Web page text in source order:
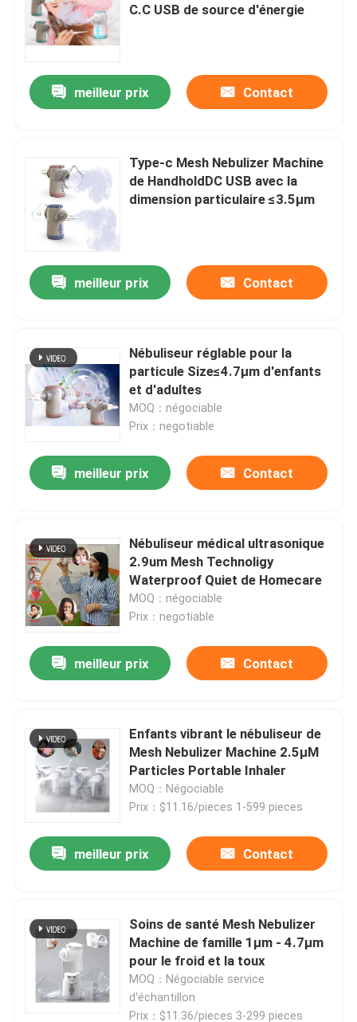
Maison
Au sujet de nous
Visite d'usine
C.C USB de source d'énergie
meilleur prix Contact
Type-c Mesh Nebulizer Machine
de HandholdDC USB avec la
dimension particulaire ≤3.5μm
meilleur prix Contact
Nébuliseur réglable pour la
particule Size≤4.7μm d'enfants
et d'adultes
MOQ：négociable
Prix：negotiable
meilleur prix Contact
Nébuliseur médical ultrasonique
2.9um Mesh Technoligy
Waterproof Quiet de Homecare
MOQ：négociable
Prix：negotiable
meilleur prix Contact
Enfants vibrant le nébuliseur de
Mesh Nebulizer Machine 2.5μM
Particles Portable Inhaler
MOQ：Négociable
Prix：$11.16/pieces 1-599 pieces
meilleur prix Contact
Soins de santé Mesh Nebulizer
Machine de famille 1μm - 4.7μm
pour le froid et la toux
MOQ：Négociable service
d'échantillon
Prix：$11.36/pieces 3-299 pieces